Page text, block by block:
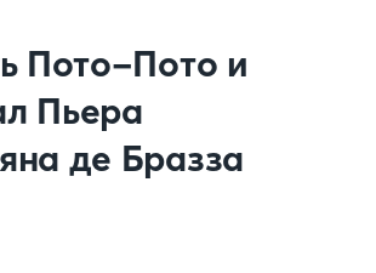
Пото-Пото и
Пьера
де Бразза